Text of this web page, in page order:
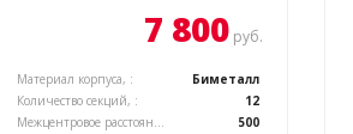
7 800 руб.
Материал корпуса, :
Биметалл
Количество секций, :
12
Межцентровое расстояние, :
500